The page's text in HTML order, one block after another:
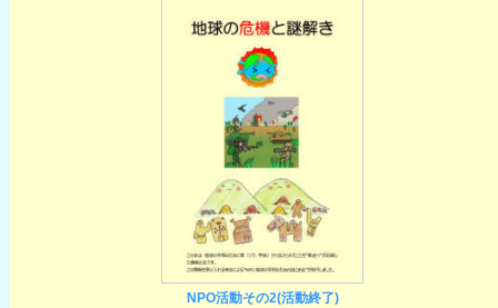
NPO活動その2(活動終了)